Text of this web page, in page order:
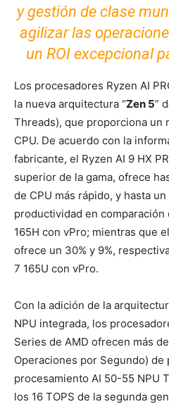
y gestión de clase
agilizar las
un ROI excepcional
Los procesadores Ryzen AI
la nueva arquitectura “Zen 5”
Threads), que proporciona un
CPU. De acuerdo con la
fabricante, el Ryzen AI 9 HX
superior de la gama, ofrece
de CPU más rápido, y hasta
productividad en
165H con vPro; mientras que
ofrece un 30% y 9%,
7 165U con vPro.
Con la adición de la
NPU integrada, los
Series de AMD ofrecen más
Operaciones por Segundo) de
procesamiento AI 50-55 NPU
los 16 TOPS de la segunda